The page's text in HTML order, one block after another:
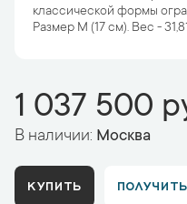
классической формы
Размер M (17 cм). Вес -
1 037 500
В наличии: Москва
КУПИТЬ